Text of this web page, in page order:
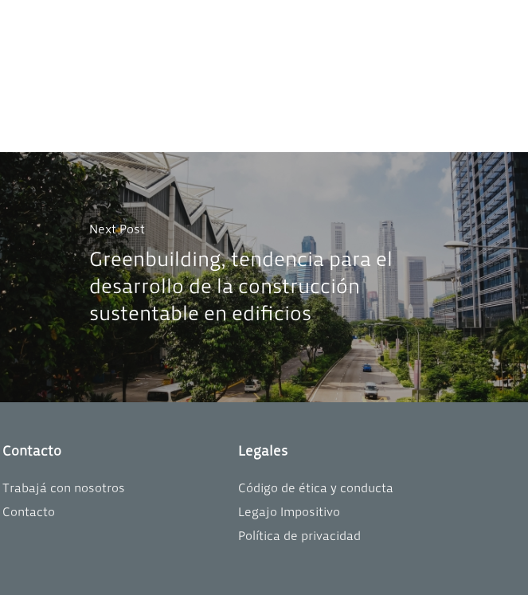
Next Post
Greenbuilding, tendencia para el
desarrollo de la construcción
sustentable en edificios
Contacto
Trabajá con nosotros
Contacto
Legales
Código de ética y conducta
Legajo Impositivo
Política de privacidad